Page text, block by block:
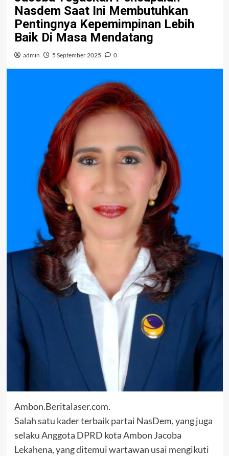
Nasdem Saat Ini Membutuhkan
Pentingnya Kepemimpinan Lebih
Baik Di Masa Mendatang
admin 5 September 2025 0
Ambon.Beritalaser.com.
Salah satu kader terbaik partai NasDem, yang juga
selaku Anggota DPRD kota Ambon Jacoba
Lekahena, yang ditemui wartawan usai mengikuti